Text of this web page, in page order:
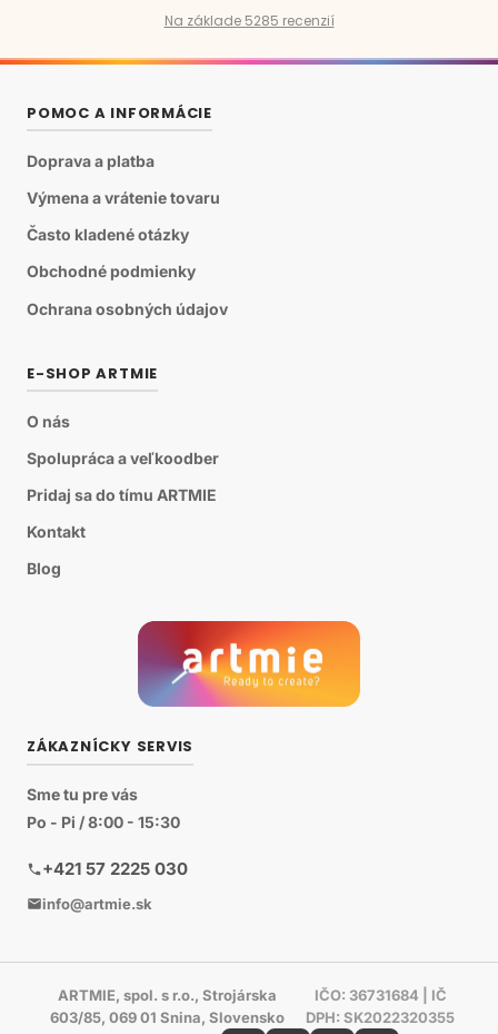
Na základe 5285 recenzií
POMOC A INFORMÁCIE
Doprava a platba
Výmena a vrátenie tovaru
Často kladené otázky
Obchodné podmienky
Ochrana osobných údajov
E-SHOP ARTMIE
O nás
Spolupráca a veľkoodber
Pridaj sa do tímu ARTMIE
Kontakt
Blog
ZÁKAZNÍCKY SERVIS
Sme tu pre vás
Po - Pi / 8:00 - 15:30
+421 57 2225 030
info@artmie.sk
ARTMIE, spol. s r.o., Strojárska
603/85, 069 01 Snina, Slovensko
IČO: 36731684 | IČ
DPH: SK2022320355